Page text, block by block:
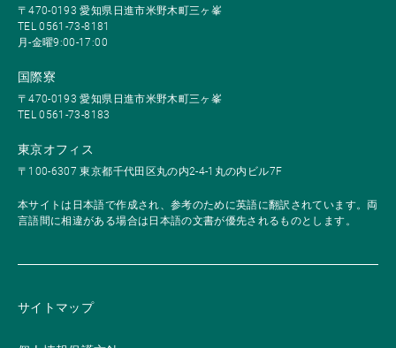
〒470-0193 愛知県日進市米野木町三ヶ峯
TEL 0561-73-8181
月-金曜9:00-17:00
国際寮
〒470-0193 愛知県日進市米野木町三ヶ峯
TEL 0561-73-8183
東京オフィス
〒100-6307 東京都千代田区丸の内2-4-1丸の内ビル7F
本サイトは日本語で作成され、参考のために英語に翻訳されています。両
言語間に相違がある場合は日本語の文書が優先されるものとします。
サイトマップ